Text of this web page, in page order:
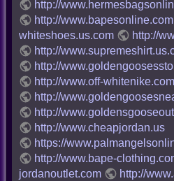
http://
http://www.bapesonline.com
whiteshoes.us.com
http://
http://
http://
http://www.off-whitenike.com
http://
http://
http://www.cheapjordan.us
https://
http://www.bape-
jordanoutlet.com
http://